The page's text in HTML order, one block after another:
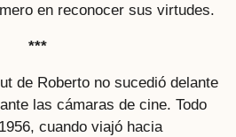
en reconocer sus virtudes.
***
de Roberto no sucedió delante
las cámaras de cine. Todo
cuando viajó hacia